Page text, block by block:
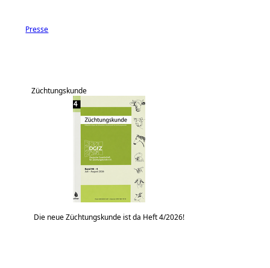
Presse
Züchtungskunde
Die neue Züchtungskunde ist da Heft 4/2026!